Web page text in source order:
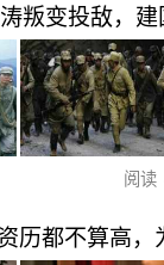
叛变投敌，
阅读
历都不算高，